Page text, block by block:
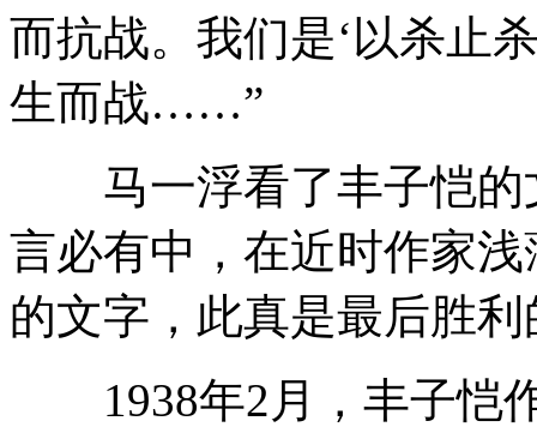
而抗战。我们是‘以杀止
生而战……”
马一浮看了丰子恺的
言必有中，在近时作家
的文字，此真是最后胜利
1938年2月，丰子恺